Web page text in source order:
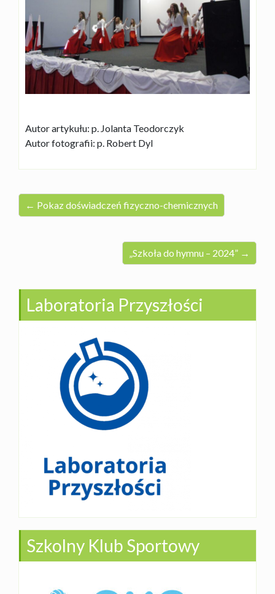
Autor artykułu: p. Jolanta Teodorczyk
Autor fotografii: p. Robert Dyl
← Pokaz doświadczeń fizyczno-chemicznych
„Szkoła do hymnu – 2024” →
Laboratoria Przyszłości
Szkolny Klub Sportowy